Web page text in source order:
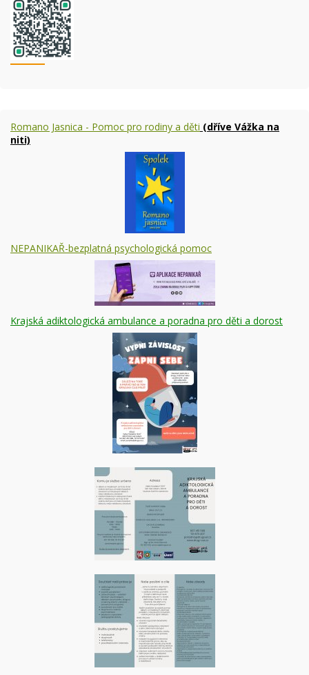
Romano Jasnica - Pomoc pro rodiny a děti (dříve Vážka na
niti)
NEPANIKAŘ-bezplatná psychologická pomoc
Krajská adiktologická ambulance a poradna pro děti a dorost